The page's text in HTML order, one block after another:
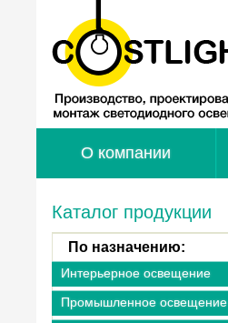
О компании
Каталог продукции
По назначению:
Интерьерное освещение
Промышленное освещение